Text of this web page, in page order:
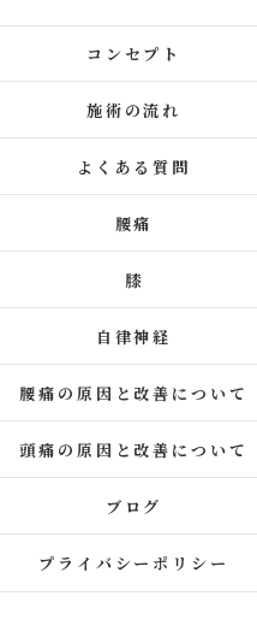
コンセプト
施術の流れ
よくある質問
腰痛
膝
自律神経
腰痛の原因と改善について
頭痛の原因と改善について
ブログ
プライバシーポリシー